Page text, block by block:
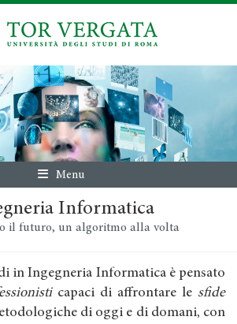
Menu
Informatica
il futuro, un algoritmo alla volta
in Ingegneria Informatica è pensato
capaci di affrontare le sfide
di oggi e di domani, con